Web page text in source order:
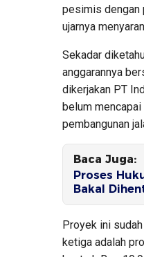
pesimis dengan
ujarnya
Sekadar
anggarannya
dikerjakan PT
belum
pembangunan
Baca Juga:
Proses
Bakal
Proyek ini
ketiga adalah